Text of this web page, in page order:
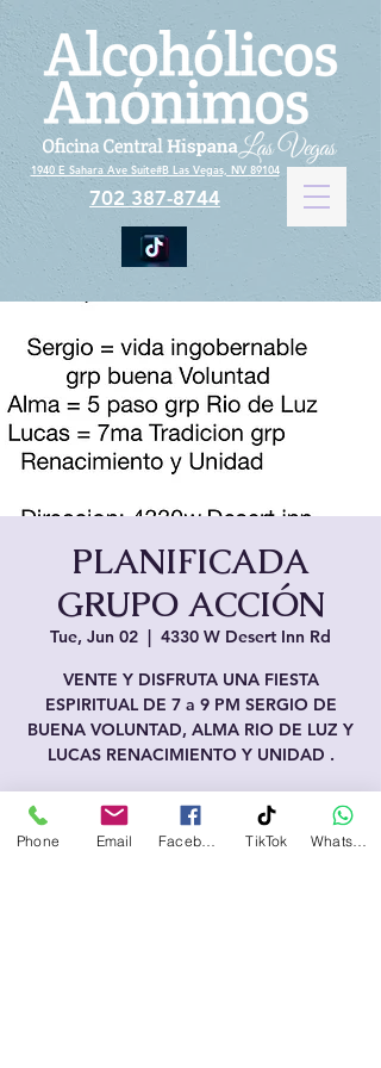
1940 E Sahara Ave Suite#B Las Vegas, NV 89104
702 387-8744
PLANIFICADA
GRUPO ACCIÓN
Tue, Jun 02
  |
4330 W Desert Inn Rd
VENTE Y DISFRUTA UNA FIESTA
ESPIRITUAL DE 7 a 9 PM SERGIO DE
BUENA VOLUNTAD, ALMA RIO DE LUZ Y
LUCAS RENACIMIENTO Y UNIDAD .
Horario y ubicación
Phone Email TikTok